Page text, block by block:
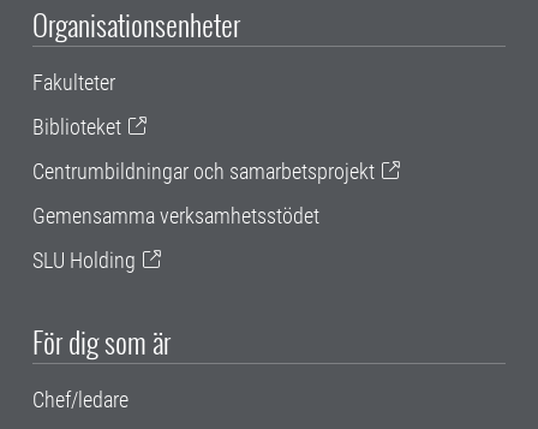
Organisationsenheter
Fakulteter
Biblioteket
Centrumbildningar och samarbetsprojekt
Gemensamma verksamhetsstödet
SLU Holding
För dig som är
Chef/ledare